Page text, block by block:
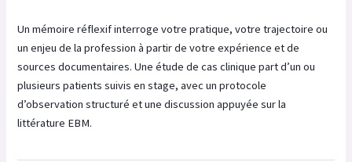
Un mémoire réflexif interroge votre pratique, votre trajectoire ou
un enjeu de la profession à partir de votre expérience et de
sources documentaires. Une étude de cas clinique part d’un ou
plusieurs patients suivis en stage, avec un protocole
d’observation structuré et une discussion appuyée sur la
littérature EBM.